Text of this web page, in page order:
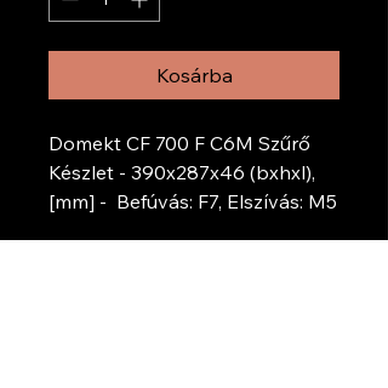
Kosárba
Domekt CF 700 F C6M Szűrő
Készlet - 390x287x46 (bxhxl),
[mm] - Befúvás: F7, Elszívás: M5